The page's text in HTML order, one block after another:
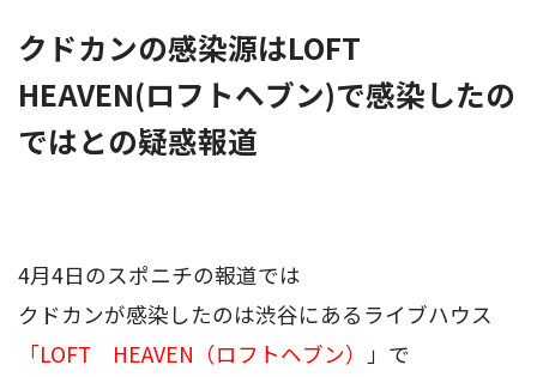
クドカンの感染源はLOFT
HEAVEN(ロフトヘブン)で感染したの
ではとの疑惑報道
4月4日のスポニチの報道では
クドカンが感染したのは渋谷にあるライブハウス
「LOFT HEAVEN（ロフトヘブン） 」で